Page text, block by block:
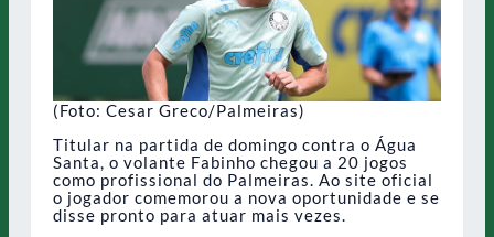
(Foto: Cesar Greco/Palmeiras)
Titular na partida de domingo contra o Água
Santa, o volante Fabinho chegou a 20 jogos
como profissional do Palmeiras. Ao site oficial
o jogador comemorou a nova oportunidade e se
disse pronto para atuar mais vezes.